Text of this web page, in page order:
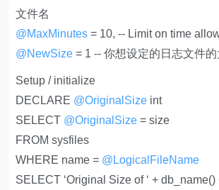
文件名
@MaxMinutes = 10, -- Limit on time
@NewSize = 1 -- 你想设定的日志文件
Setup / initialize
DECLARE @OriginalSize int
SELECT @OriginalSize = size
FROM sysfiles
WHERE name = @LogicalFileName
SELECT ‘Original Size of ‘ + db_name()